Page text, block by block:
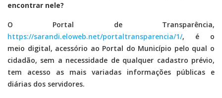
encontrar nele?
O Portal de Transparência,
https://sarandi.eloweb.net/portaltransparencia/1/, é o
meio digital, acessório ao Portal do Município pelo qual o
cidadão, sem a necessidade de qualquer cadastro prévio,
tem acesso as mais variadas informações públicas e
diárias dos servidores.